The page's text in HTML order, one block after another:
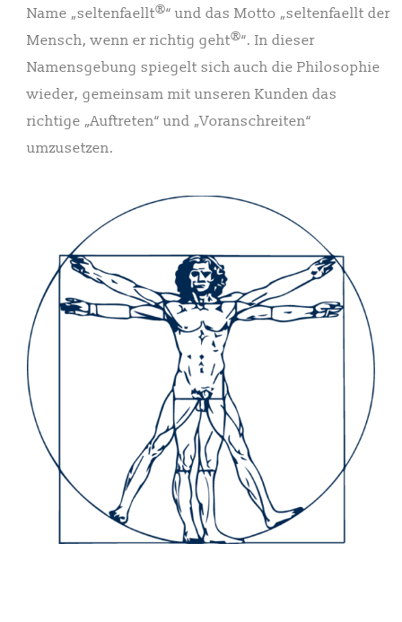
Name „seltenfaellt®“ und das Motto „seltenfaellt der
Mensch, wenn er richtig geht®“. In dieser
Namensgebung spiegelt sich auch die Philosophie
wieder, gemeinsam mit unseren Kunden das
richtige „Auftreten“ und „Voranschreiten“
umzusetzen.